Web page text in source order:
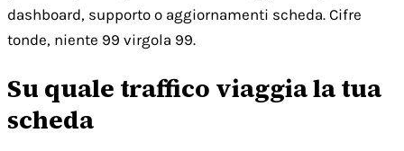
dashboard, supporto o aggiornamenti scheda. Cifre
tonde, niente 99 virgola 99.
Su quale traffico viaggia la tua
scheda